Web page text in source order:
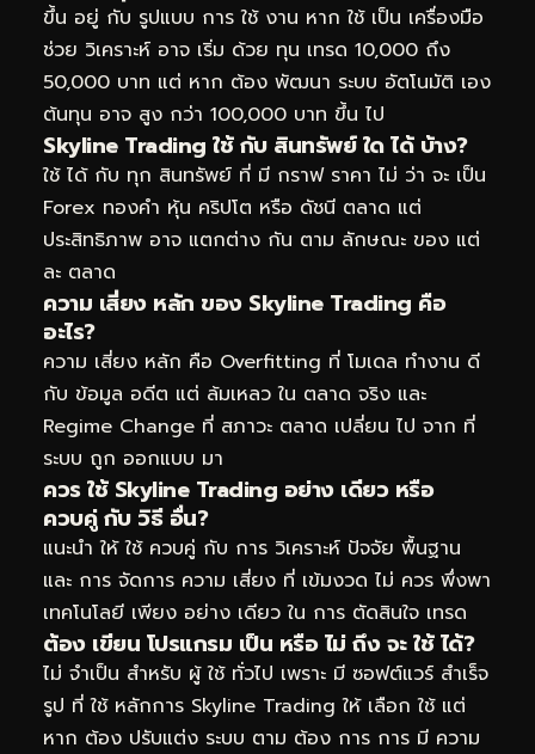
ขึ้น อยู่ กับ รูปแบบ การ ใช้ งาน หาก ใช้ เป็น เครื่องมือ
ช่วย วิเคราะห์ อาจ เริ่ม ด้วย ทุน เทรด 10,000 ถึง
50,000 บาท แต่ หาก ต้อง พัฒนา ระบบ อัตโนมัติ เอง
ต้นทุน อาจ สูง กว่า 100,000 บาท ขึ้น ไป
Skyline Trading ใช้ กับ สินทรัพย์ ใด ได้ บ้าง?
ใช้ ได้ กับ ทุก สินทรัพย์ ที่ มี กราฟ ราคา ไม่ ว่า จะ เป็น
Forex ทองคำ หุ้น คริปโต หรือ ดัชนี ตลาด แต่
ประสิทธิภาพ อาจ แตกต่าง กัน ตาม ลักษณะ ของ แต่
ละ ตลาด
ความ เสี่ยง หลัก ของ Skyline Trading คือ
อะไร?
ความ เสี่ยง หลัก คือ Overfitting ที่ โมเดล ทำงาน ดี
กับ ข้อมูล อดีต แต่ ล้มเหลว ใน ตลาด จริง และ
Regime Change ที่ สภาวะ ตลาด เปลี่ยน ไป จาก ที่
ระบบ ถูก ออกแบบ มา
ควร ใช้ Skyline Trading อย่าง เดียว หรือ
ควบคู่ กับ วิธี อื่น?
แนะนำ ให้ ใช้ ควบคู่ กับ การ วิเคราะห์ ปัจจัย พื้นฐาน
และ การ จัดการ ความ เสี่ยง ที่ เข้มงวด ไม่ ควร พึ่งพา
เทคโนโลยี เพียง อย่าง เดียว ใน การ ตัดสินใจ เทรด
ต้อง เขียน โปรแกรม เป็น หรือ ไม่ ถึง จะ ใช้ ได้?
ไม่ จำเป็น สำหรับ ผู้ ใช้ ทั่วไป เพราะ มี ซอฟต์แวร์ สำเร็จ
รูป ที่ ใช้ หลักการ Skyline Trading ให้ เลือก ใช้ แต่
หาก ต้อง ปรับแต่ง ระบบ ตาม ต้อง การ การ มี ความ